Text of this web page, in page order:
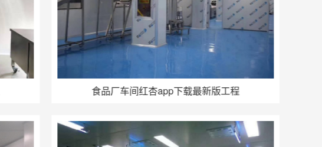
食品厂车间红杏app下载最新版工程